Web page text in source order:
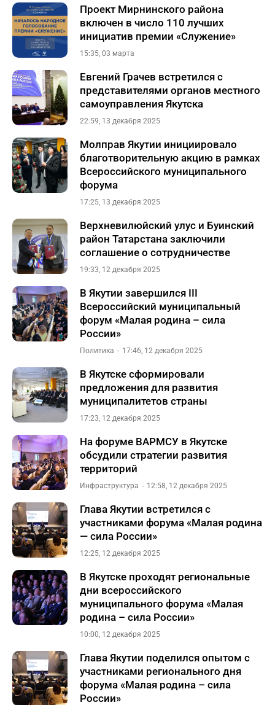
Проект Мирнинского района
включен в число 110 лучших
инициатив премии «Служение»
15:35, 03 марта
Евгений Грачев встретился с
представителями органов местного
самоуправления Якутска
22:59, 13 декабря 2025
Молправ Якутии инициировало
благотворительную акцию в рамках
Всероссийского муниципального
форума
17:25, 13 декабря 2025
Верхневилюйский улус и Буинский
район Татарстана заключили
соглашение о сотрудничестве
19:33, 12 декабря 2025
В Якутии завершился III
Всероссийский муниципальный
форум «Малая родина – сила
России»
Политика 17:46, 12 декабря 2025
В Якутске сформировали
предложения для развития
муниципалитетов страны
17:23, 12 декабря 2025
На форуме ВАРМСУ в Якутске
обсудили стратегии развития
территорий
Инфраструктура 12:58, 12 декабря 2025
Глава Якутии встретился с
участниками форума «Малая родина
— сила России»
12:25, 12 декабря 2025
В Якутске проходят региональные
дни всероссийского
муниципального форума «Малая
родина – сила России»
10:00, 12 декабря 2025
Глава Якутии поделился опытом с
участниками регионального дня
форума «Малая родина – сила
России»